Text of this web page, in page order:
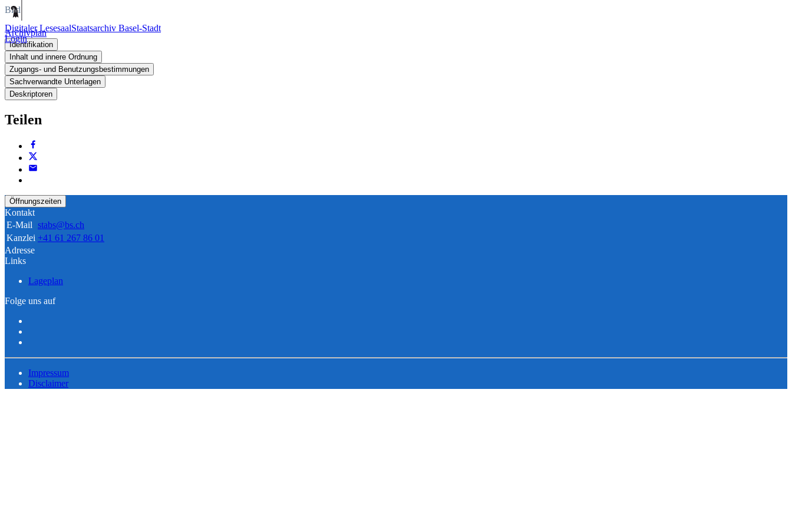
Digitaler LesesaalStaatsarchiv Basel-Stadt
Login
Bild
Archivplan
Identifikation
Inhalt und innere Ordnung
Zugangs- und Benutzungsbestimmungen
Sachverwandte Unterlagen
Deskriptoren
Teilen
Öffnungszeiten
Kontakt
E-Mail stabs@bs.ch
Kanzlei +41 61 267 86 01
Adresse
Links
Lageplan
Folge uns auf
Impressum
Disclaimer